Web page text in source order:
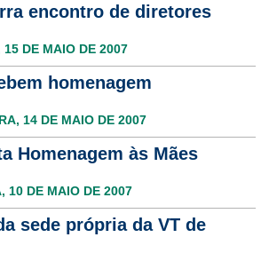
encontro de diretores
15 DE MAIO DE 2007
homenagem
14 DE MAIO DE 2007
Homenagem às Mães
10 DE MAIO DE 2007
sede própria da VT de